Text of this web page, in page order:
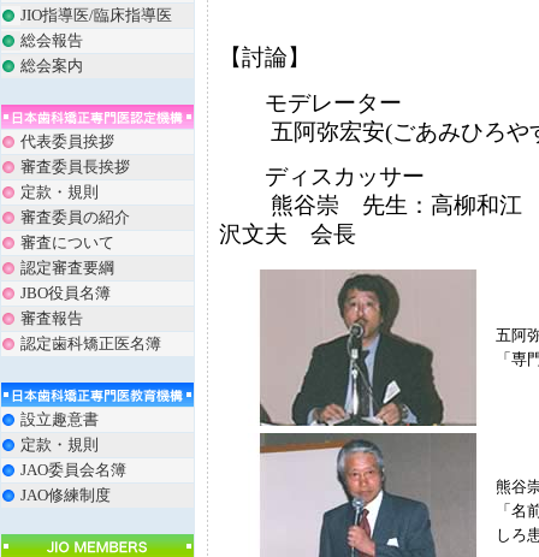
JIO指導医/臨床指導医
総会報告
総会案内
代表委員挨拶
審査委員長挨拶
定款・規則
審査委員の紹介
審査について
認定審査要綱
JBO役員名簿
審査報告
認定歯科矯正医名簿
設立趣意書
定款・規則
JAO委員会名簿
JAO修練制度
【討論】
モデレーター
五阿弥宏安(ごあみひろや
ディスカッサー
熊谷崇 先生：高柳和江
沢文
五阿
「専
熊谷
「名
しろ